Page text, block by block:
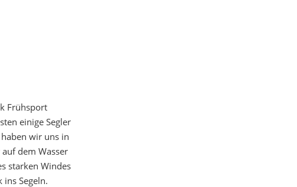
Frühsport
einige Segler
wir uns in
dem Wasser
starken Windes
Segeln.